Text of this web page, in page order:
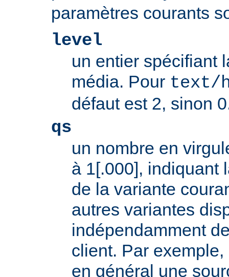
paramètres courants
level
un entier spécifiant
média. Pour text/
défaut est 2, sinon
qs
un nombre en
à 1[.000], indiquant
de la variante
autres variantes
indépendamment
client. Par
en général une